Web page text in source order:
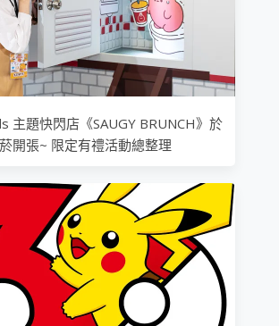
主題快閃店《SAUGY BRUNCH》於
開張~ 限定有禮活動總整理